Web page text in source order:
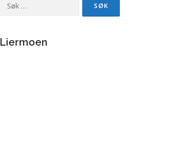
etter:
Liermoen